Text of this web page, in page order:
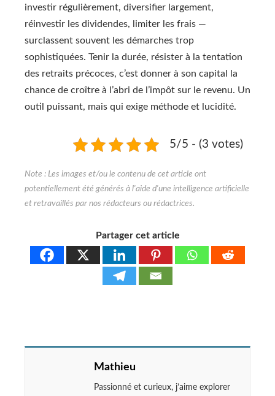
investir régulièrement, diversifier largement,
réinvestir les dividendes, limiter les frais —
surclassent souvent les démarches trop
sophistiquées. Tenir la durée, résister à la tentation
des retraits précoces, c’est donner à son capital la
chance de croître à l’abri de l’impôt sur le revenu. Un
outil puissant, mais qui exige méthode et lucidité.
5/5 - (3 votes)
Partager cet article
Mathieu
Passionné et curieux, j’aime explorer